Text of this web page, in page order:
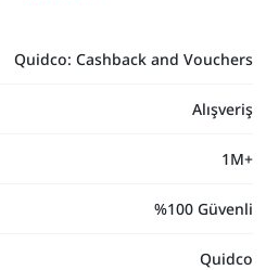
Quidco: Cashback and Vouchers
Alışveriş
1M+
%100 Güvenli
Quidco